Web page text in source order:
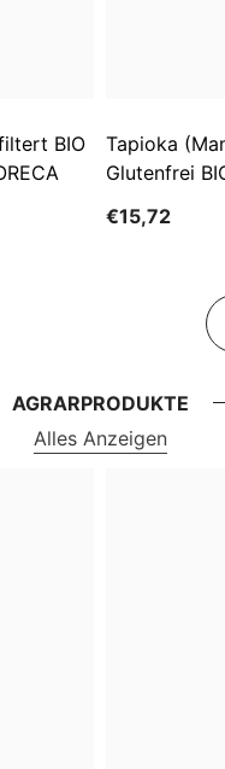
BIO
Tapioka
Glutenfrei
€15,72
AGRARPRODUKTE
Alles Anzeigen